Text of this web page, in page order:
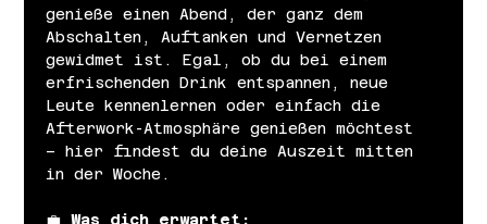
genieße einen Abend, der ganz dem
Abschalten, Auftanken und Vernetzen
gewidmet ist. Egal, ob du bei einem
erfrischenden Drink entspannen, neue
Leute kennenlernen oder einfach die
Afterwork-Atmosphäre genießen möchtest
– hier findest du deine Auszeit mitten
in der Woche.
💼 Was dich erwartet: